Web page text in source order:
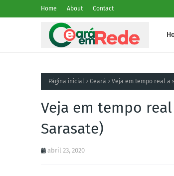
Home About Contact
Página inicial Ceará Veja em tempo real a
Veja em tempo
Sarasate)
abril 23, 2020